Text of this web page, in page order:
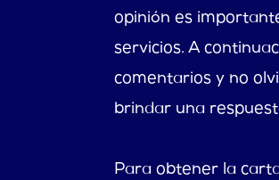
opinión es
servicios. A
comentarios y no
brindar una
Para obtener la